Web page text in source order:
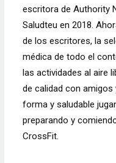
escritora de Authority
Saludteu en 2018.
de los escritores, la
médica de todo el
las actividades al aire
de calidad con amigos
forma y saludable
preparando y
CrossFit.